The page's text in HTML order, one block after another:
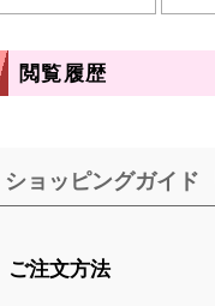
閲覧履歴
ショッピングガイド
ご注文方法